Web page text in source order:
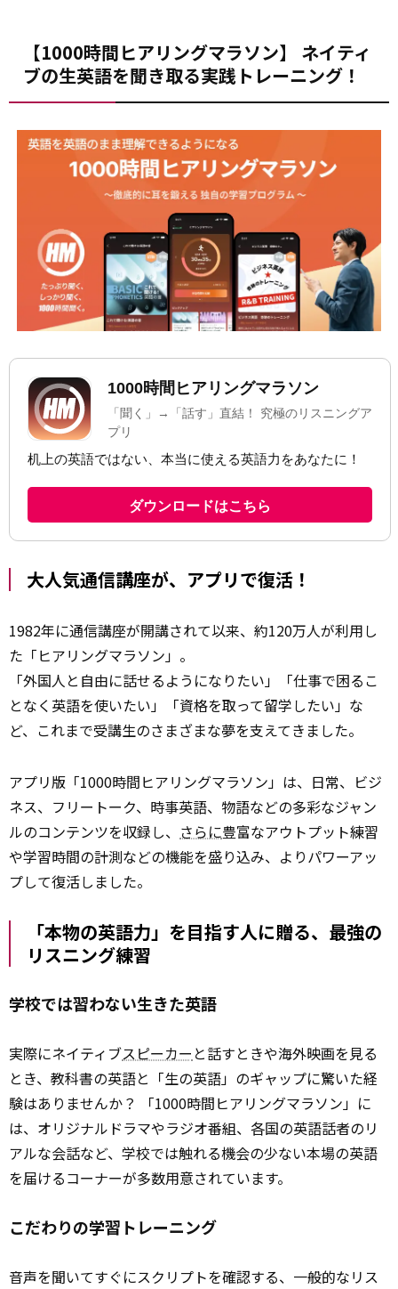
【1000時間ヒアリングマラソン】 ネイティ
ブの生英語を聞き取る実践トレーニング！
大人気通信講座が、アプリで復活！
1982年に通信講座が開講されて以来、約120万人が利用し
た「ヒアリングマラソン」。
「外国人と自由に話せるようになりたい」「仕事で困るこ
となく英語を使いたい」「資格を取って留学したい」な
ど、これまで受講生のさまざまな夢を支えてきました。
アプリ版「1000時間ヒアリングマラソン」は、日常、ビジ
ネス、フリートーク、時事英語、物語などの多彩なジャン
ルのコンテンツを収録し、 さらに豊富なアウトプット練習
や学習時間の計測などの機能を盛り込み、よりパワーアッ
プして復活しました。
「本物の英語力」を目指す人に贈る、最強の
リスニング練習
学校では習わない生きた英語
実際にネイティブスピーカー と話すときや海外映画を見る
とき、教科書の英語と「生の英語」のギャップに驚いた経
験はありませんか？ 「1000時間ヒアリングマラソン」に
は、オリジナルドラマやラジオ番組、各国の英語話者のリ
アルな会話など、学校では触れる機会の少ない本場の英語
を届けるコーナーが多数用意されています。
こだわりの学習トレーニング
音声を聞いてすぐにスクリプトを確認する、一般的なリス